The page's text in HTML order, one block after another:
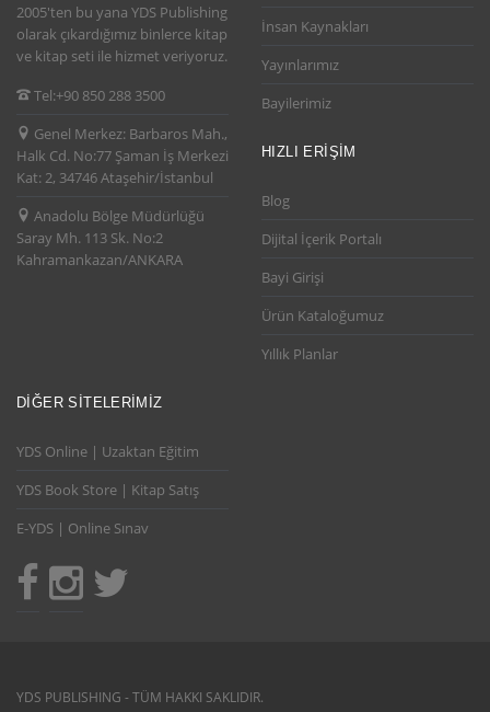
2005'ten bu yana YDS Publishing
olarak çıkardığımız binlerce kitap
ve kitap seti ile hizmet veriyoruz.
Tel:+90 850 288 3500
Genel Merkez: Barbaros Mah.,
Halk Cd. No:77 Şaman İş Merkezi
Kat: 2, 34746 Ataşehir/İstanbul
Anadolu Bölge Müdürlüğü
Saray Mh. 113 Sk. No:2
Kahramankazan/ANKARA
İnsan Kaynakları
Yayınlarımız
Bayilerimiz
HIZLI ERIŞIM
Blog
Dijital İçerik Portalı
Bayi Girişi
Ürün Kataloğumuz
Yıllık Planlar
DIĞER SITELERIMIZ
YDS Online | Uzaktan Eğitim
YDS Book Store | Kitap Satış
E-YDS | Online Sınav
YDS PUBLISHING - TÜM HAKKI SAKLIDIR.